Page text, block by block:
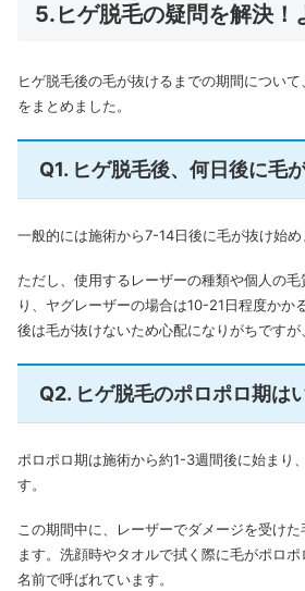
5.ヒゲ脱毛の疑問を解決！
ヒゲ脱毛後の毛が抜けるまでの期間につい
をまとめました。
Q1. ヒゲ脱毛後、何日後に毛
一般的には施術から7-14日後に毛が抜け始め
ただし、使用するレーザーの種類や個人の
り、ヤグレーザーの場合は10-21日程度かか
後は毛が抜けないため心配になりがちですが
Q2. ヒゲ脱毛のポロポロ期は
ポロポロ期は施術から約1-3週間後に始まり
す。
この期間中に、レーザーでダメージを受け
ます。洗顔時やタオルで拭く際に毛がポロ
名前で呼ばれています。